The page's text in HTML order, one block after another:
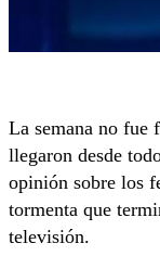
La semana no fue
llegaron desde
opinión sobre los
tormenta que
televisión.